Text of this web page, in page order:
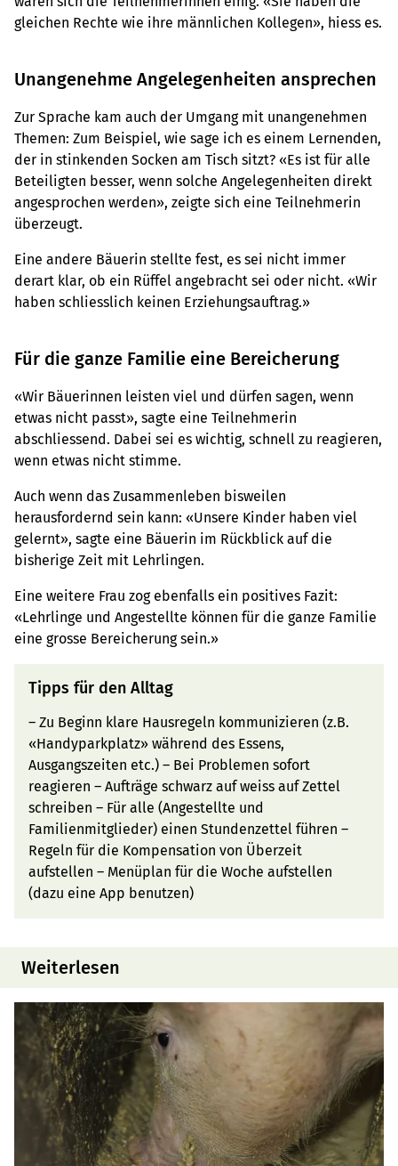
gleichen Rechte wie ihre männlichen Kollegen», hiess es.
Unangenehme Angelegenheiten ansprechen
Zur Sprache kam auch der Umgang mit unangenehmen
Themen: Zum Beispiel, wie sage ich es einem Lernenden,
der in stinkenden Socken am Tisch sitzt? «Es ist für alle
Beteiligten besser, wenn solche Angelegenheiten direkt
angesprochen werden», zeigte sich eine Teilnehmerin
überzeugt.
Eine andere Bäuerin stellte fest, es sei nicht immer
derart klar, ob ein Rüffel angebracht sei oder nicht. «Wir
haben schliesslich keinen Erziehungsauftrag.»
Für die ganze Familie eine Bereicherung
«Wir Bäuerinnen leisten viel und dürfen sagen, wenn
etwas nicht passt», sagte eine Teilnehmerin
abschliessend. Dabei sei es wichtig, schnell zu reagieren,
wenn etwas nicht stimme.
Auch wenn das Zusammenleben bisweilen
herausfordernd sein kann: «Unsere Kinder haben viel
gelernt», sagte eine Bäuerin im Rückblick auf die
bisherige Zeit mit Lehrlingen.
Eine weitere Frau zog ebenfalls ein positives Fazit:
«Lehrlinge und Angestellte können für die ganze Familie
eine grosse Bereicherung sein.»
Tipps für den Alltag
– Zu Beginn klare Hausregeln kommunizieren (z.B.
«Handyparkplatz» während des Essens,
Ausgangszeiten etc.) – Bei Problemen sofort
reagieren – Aufträge schwarz auf weiss auf Zettel
schreiben – Für alle (Angestellte und
Familienmitglieder) einen Stundenzettel führen –
Regeln für die Kompensation von Überzeit
aufstellen – Menüplan für die Woche aufstellen
(dazu eine App benutzen)
Weiterlesen